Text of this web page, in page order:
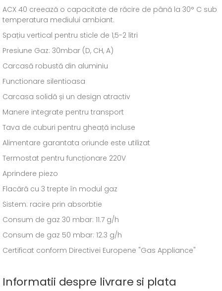
ACX 40 creează o capacitate de răcire de până la 30° C sub
temperatura mediului ambiant.
Spațiu vertical pentru sticle de 1,5-2 litri
Presiune Gaz: 30mbar (D, CH, A)
Carcasă robustă din aluminiu
Functionare silentioasa
Carcasa solidă și un design atractiv
Manere integrate pentru transport
Tava de cuburi pentru gheață incluse
Alimentare garantata oriunde este utilizat
Termostat pentru funcționare 220V
Aprindere piezo
Flacără cu 3 trepte în modul gaz
Sistem: racire prin absorbtie
Consum de gaz 30 mbar: 11.7 g/h
Consum de gaz 50 mbar: 12.3 g/h
Certificat conform Directivei Europene "Gas Appliance"
Informatii despre livrare si plata